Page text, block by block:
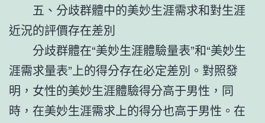
五、分歧群體中的美妙生涯需求和對生涯
近況的評價存在差別
分歧群體在“美妙生涯體驗量表”和“美妙生
涯需求量表”上的得分存在必定差別。對照發
明，女性的美妙生涯體驗得分高于男性，同
時，在美妙生涯需求上的得分也高于男性。在